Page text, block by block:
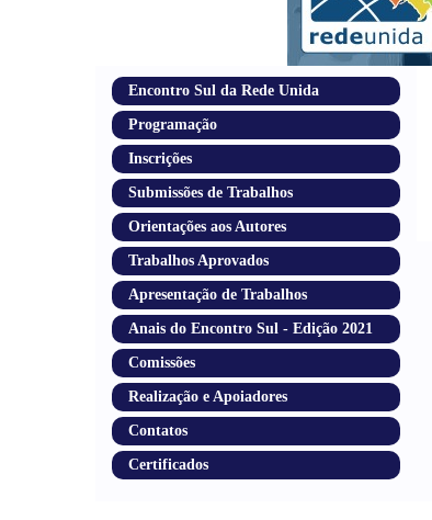
Encontro Sul da Rede Unida
Programação
Inscrições
Submissões de Trabalhos
Orientações aos Autores
Trabalhos Aprovados
Apresentação de Trabalhos
Anais do Encontro Sul - Edição 2021
Comissões
Realização e Apoiadores
Contatos
Certificados